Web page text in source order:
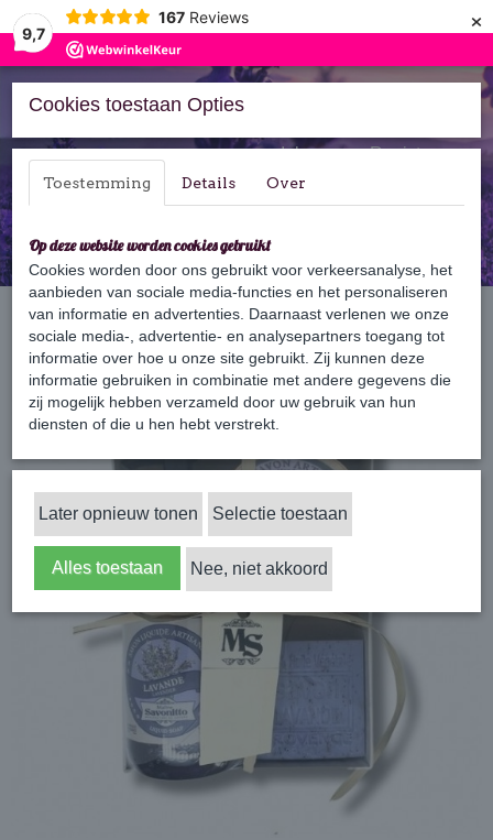
9,7
167 Reviews ×
Inloggen Registreren
Home › Cadeaus & Geschenksets › Geschenksets & pakketten
›
Lavendel cadeau
Cookies toestaan Opties
Toestemming Details Over
Op deze website worden cookies gebruikt
Cookies worden door ons gebruikt voor verkeersanalyse, het
aanbieden van sociale media-functies en het personaliseren
van informatie en advertenties. Daarnaast verlenen we onze
sociale media-, advertentie- en analysepartners toegang tot
informatie over hoe u onze site gebruikt. Zij kunnen deze
informatie gebruiken in combinatie met andere gegevens die
zij mogelijk hebben verzameld door uw gebruik van hun
diensten of die u hen hebt verstrekt.
Later opnieuw tonen Selectie toestaan
Alles toestaan Nee, niet akkoord